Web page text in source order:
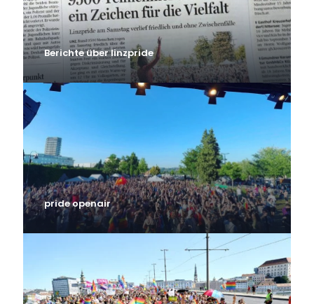
Berichte über linzpride
pride openair